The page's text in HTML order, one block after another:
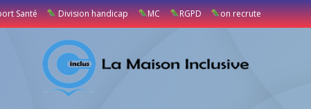
Santé Division handicap MC RGPD on recrute